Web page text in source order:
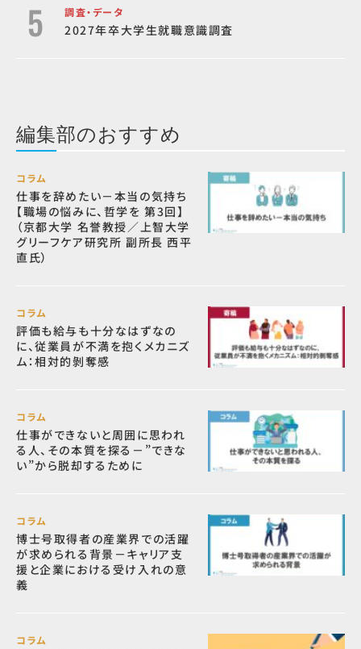
調査・データ
2027年卒大学生就職意識調査
編集部のおすすめ
コラム
仕事を辞めたい－本当の気持ち
【職場の悩みに、哲学を 第3回】
（京都大学 名誉教授／上智大学
グリーフケア研究所 副所長 西平
直氏）
コラム
評価も給与も十分なはずなの
に、従業員が不満を抱くメカニズ
ム：相対的剝奪感
コラム
仕事ができないと周囲に思われ
る人、その本質を探る－”できな
い”から脱却するために
コラム
博士号取得者の産業界での活躍
が求められる背景－キャリア支
援と企業における受け入れの意
義
コラム